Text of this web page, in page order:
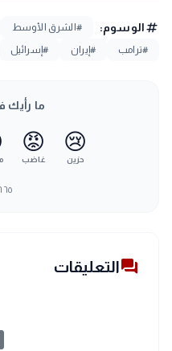
tagالوسوم: #الشرق الأوسط
#ترامب
#إيران #إسرائيل
ما رأيك
😢
حزين
😡
غاضب
forumالتعليقات